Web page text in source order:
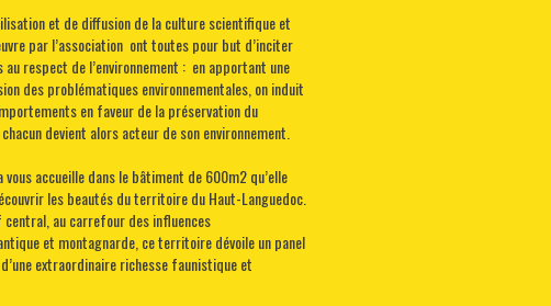
et de diffusion de la culture scientifique et
par l’association ont toutes pour but d’inciter
respect de l’environnement : en apportant une
des problématiques environnementales, on induit
en faveur de la préservation du
devient alors acteur de son environnement.
vous accueille dans le bâtiment de 600m2 qu’elle
les beautés du territoire du Haut-Languedoc.
au carrefour des influences
et montagnarde, ce territoire dévoile un panel
extraordinaire richesse faunistique et